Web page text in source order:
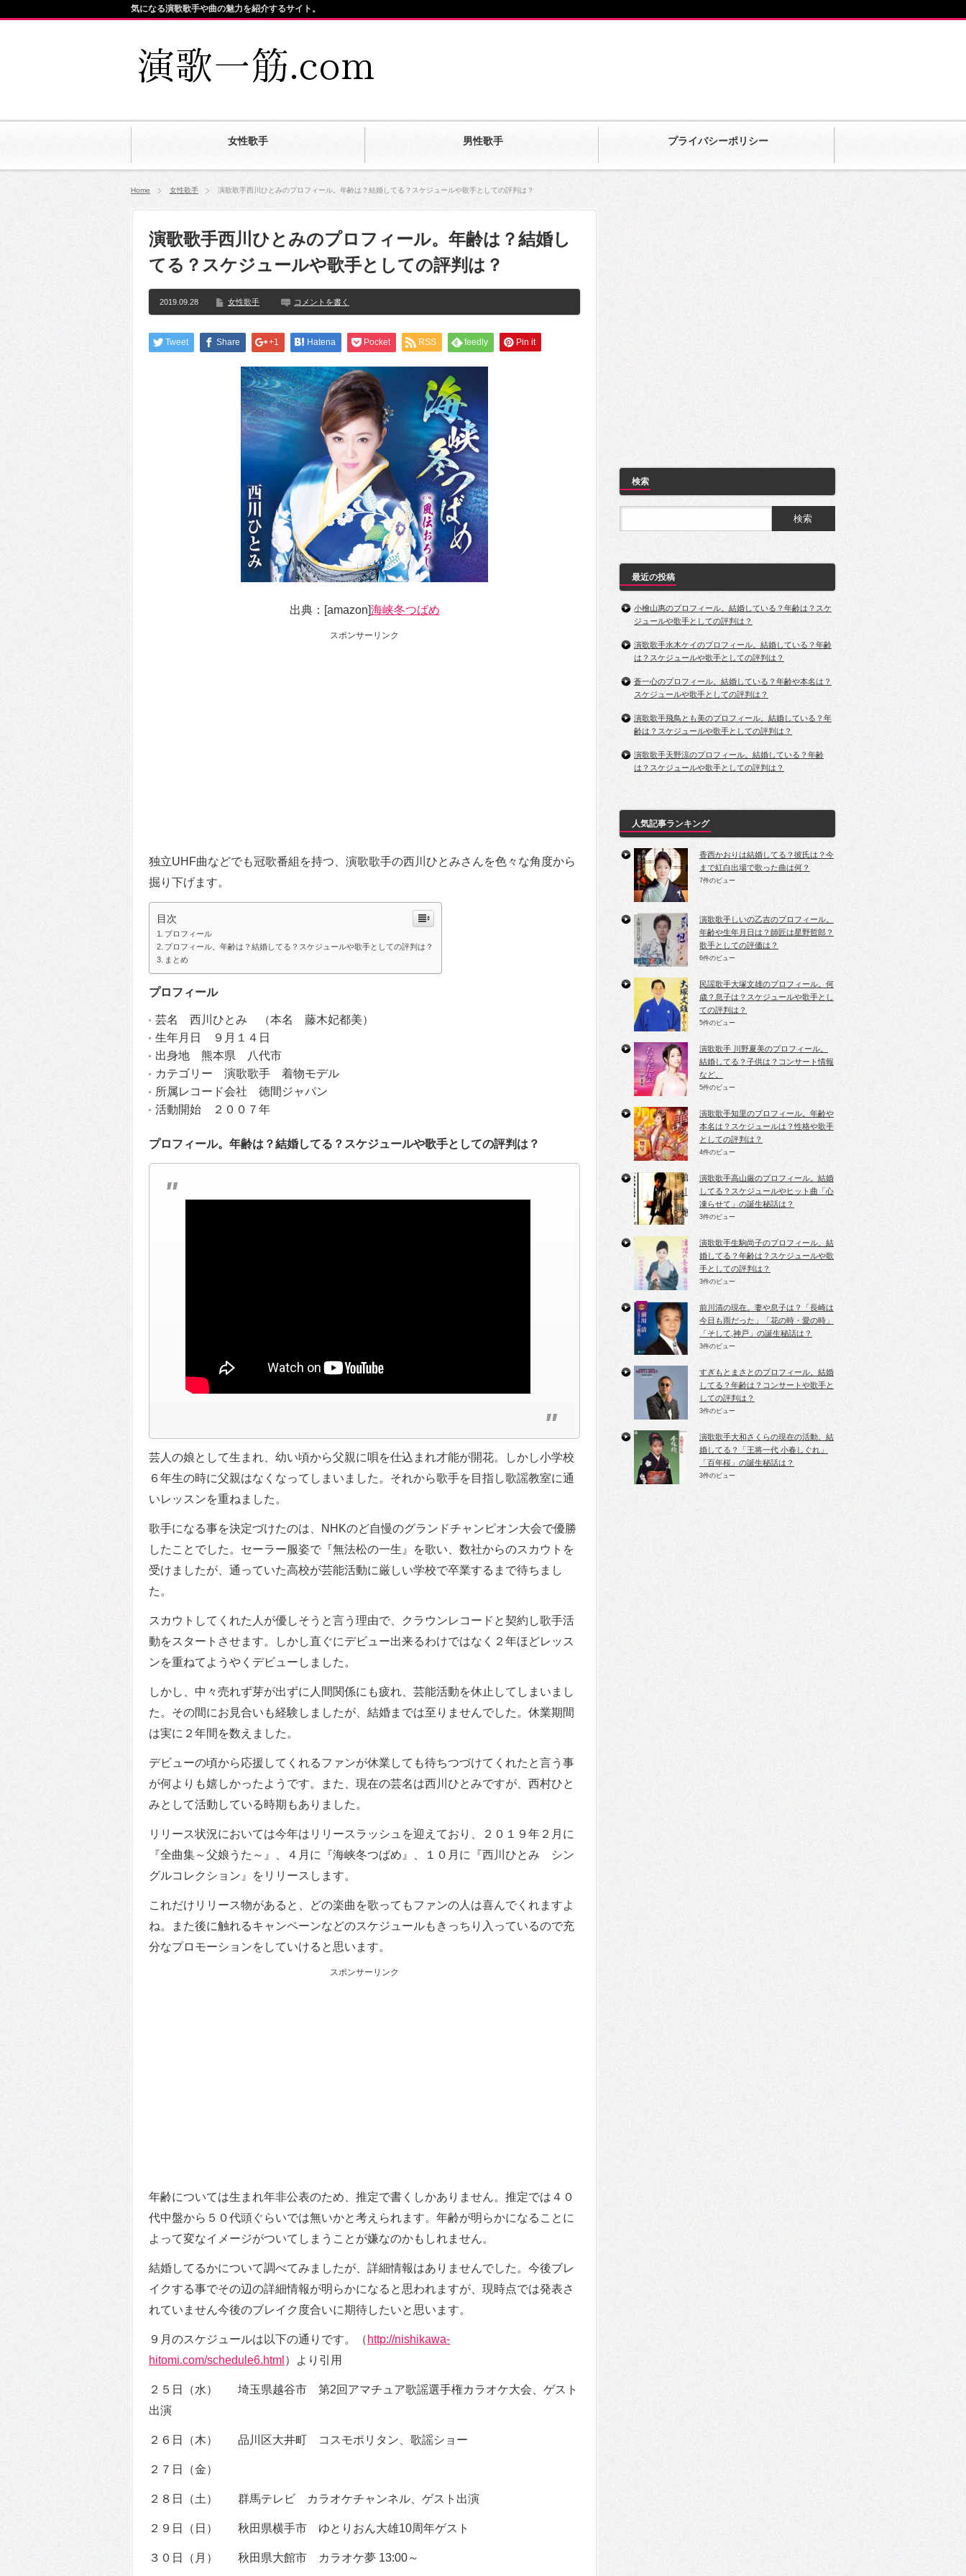
女性歌手 男性歌手 プライバシーポリシー
気になる演歌歌手や曲の魅力を紹介するサイト。
Home 女性歌手 演歌歌手西川ひとみのプロフィール。年齢は？結婚してる？スケジュールや歌手としての評判は？
演歌歌手西川ひとみのプロフィール。年齢は？結婚し
てる？スケジュールや歌手としての評判は？
2019.09.28 女性歌手 コメントを書く
Tweet Share +1 Hatena Pocket RSS feedly Pin it
出典：[amazon]海峡冬つばめ
スポンサーリンク
独立UHF曲などでも冠歌番組を持つ、演歌歌手の西川ひとみさんを色々な角度から
掘り下げます。
目次
プロフィール
プロフィール。年齢は？結婚してる？スケジュールや歌手としての評判は？
まとめ
プロフィール
芸名 西川ひとみ （本名 藤木妃都美）
生年月日 ９月１４日
出身地 熊本県 八代市
カテゴリー 演歌歌手 着物モデル
所属レコード会社 徳間ジャパン
活動開始 ２００７年
プロフィール。年齢は？結婚してる？スケジュールや歌手としての評判は？
芸人の娘として生まれ、幼い頃から父親に唄を仕込まれ才能が開花。しかし小学校
６年生の時に父親はなくなってしまいました。それから歌手を目指し歌謡教室に通
いレッスンを重ねました。
歌手になる事を決定づけたのは、NHKのど自慢のグランドチャンピオン大会で優勝
したことでした。セーラー服姿で『無法松の一生』を歌い、数社からのスカウトを
受けましたが、通っていた高校が芸能活動に厳しい学校で卒業するまで待ちまし
た。
スカウトしてくれた人が優しそうと言う理由で、クラウンレコードと契約し歌手活
動をスタートさせます。しかし直ぐにデビュー出来るわけではなく２年ほどレッス
ンを重ねてようやくデビューしました。
しかし、中々売れず芽が出ずに人間関係にも疲れ、芸能活動を休止してしまいまし
た。その間にお見合いも経験しましたが、結婚までは至りませんでした。休業期間
は実に２年間を数えました。
デビューの頃から応援してくれるファンが休業しても待ちつづけてくれたと言う事
が何よりも嬉しかったようです。また、現在の芸名は西川ひとみですが、西村ひと
みとして活動している時期もありました。
リリース状況においては今年はリリースラッシュを迎えており、２０１９年２月に
『全曲集～父娘うた～』、４月に『海峡冬つばめ』、１０月に『西川ひとみ シン
グルコレクション』をリリースします。
これだけリリース物があると、どの楽曲を歌ってもファンの人は喜んでくれますよ
ね。また後に触れるキャンペーンなどのスケジュールもきっちり入っているので充
分なプロモーションをしていけると思います。
スポンサーリンク
年齢については生まれ年非公表のため、推定で書くしかありません。推定では４０
代中盤から５０代頭ぐらいでは無いかと考えられます。年齢が明らかになることに
よって変なイメージがついてしまうことが嫌なのかもしれません。
結婚してるかについて調べてみましたが、詳細情報はありませんでした。今後ブレ
イクする事でその辺の詳細情報が明らかになると思われますが、現時点では発表さ
れていません今後のブレイク度合いに期待したいと思います。
９月のスケジュールは以下の通りです。（ http://nishikawa-
hitomi.com/schedule6.html ）より引用
２５日（水） 埼玉県越谷市 第2回アマチュア歌謡選手権カラオケ大会、ゲスト
出演
２６日（木） 品川区大井町 コスモポリタン、歌謡ショー
２７日（金）
２８日（土） 群馬テレビ カラオケチャンネル、ゲスト出演
２９日（日） 秋田県横手市 ゆとりおん大雄10周年ゲスト
３０日（月） 秋田県大館市 カラオケ夢 13:00～
検索
最近の投稿
小檜山惠のプロフィール。結婚している？年齢は？スケ
ジュールや歌手としての評判は？
演歌歌手水木ケイのプロフィール。結婚している？年齢
は？スケジュールや歌手としての評判は？
蒼一心のプロフィール。結婚している？年齢や本名は？
スケジュールや歌手としての評判は？
演歌歌手飛鳥とも美のプロフィール。結婚している？年
齢は？スケジュールや歌手としての評判は？
演歌歌手天野涼のプロフィール。結婚している？年齢
は？スケジュールや歌手としての評判は？
人気記事ランキング
香西かおりは結婚してる？彼氏は？今
まで紅白出場で歌った曲は何？
7件のビュー
演歌歌手しいの乙吉のプロフィール。
年齢や生年月日は？師匠は星野哲郎？
歌手としての評価は？
6件のビュー
民謡歌手大塚文雄のプロフィール。何
歳？息子は？スケジュールや歌手とし
ての評判は？
5件のビュー
演歌歌手 川野夏美のプロフィール。
結婚してる？子供は？コンサート情報
など。
5件のビュー
演歌歌手知里のプロフィール。年齢や
本名は？スケジュールは？性格や歌手
としての評判は？
4件のビュー
演歌歌手高山厳のプロフィール。結婚
してる？スケジュールやヒット曲「心
凍らせて」の誕生秘話は？
3件のビュー
演歌歌手生駒尚子のプロフィール。結
婚してる？年齢は？スケジュールや歌
手としての評判は？
3件のビュー
前川清の現在。妻や息子は？「長崎は
今日も雨だった」「花の時・愛の時」
「そして,神戸」の誕生秘話は？
3件のビュー
すぎもとまさとのプロフィール。結婚
してる？年齢は？コンサートや歌手と
しての評判は？
3件のビュー
演歌歌手大和さくらの現在の活動。結
婚してる？「王将一代 小春しぐれ」
「百年桜」の誕生秘話は？
3件のビュー